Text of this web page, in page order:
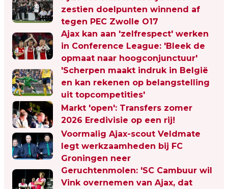
zestien doelpunten winnend af
tegen PEC Zwolle O17
Ajax kan aan 'zelfrespect' werken
in Conference League: 'Bleek de
opmaat naar hoogconjunctuur'
'Scherpen maakt indruk in België
en kan rekenen op belangstelling
uit topcompetities'
Markt 'open': Transfers zomer
2026 Eredivisie op een rij!
Voormalig Ajax-scout Veldmate
legt werkzaamheden bij FC
Groningen neer
Geruchtenmolen: 'SC Cambuur wil
Vink overnemen van Ajax, dat